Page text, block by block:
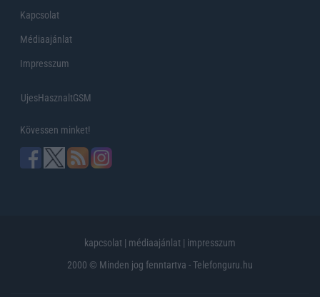
Kapcsolat
Médiaajánlat
Impresszum
UjesHasznaltGSM
Kövessen minket!
kapcsolat | médiaajánlat | impresszum
2000 © Minden jog fenntartva - Telefonguru.hu